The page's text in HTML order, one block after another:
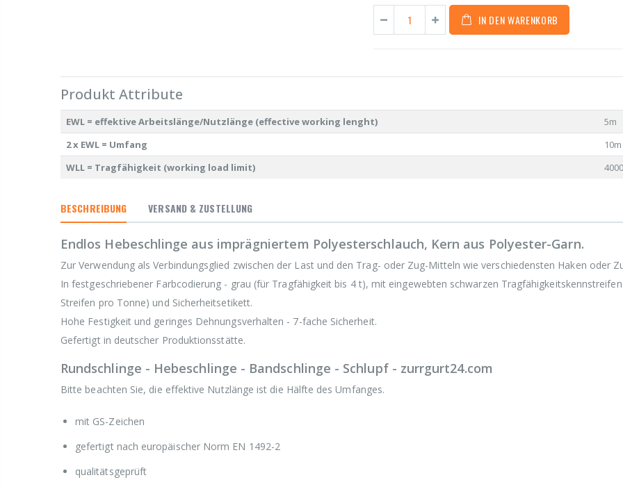
IN DEN WARENKORB
Produkt Attribute
EWL = effektive Arbeitslänge/Nutzlänge (effective working lenght)
5m
2 x EWL = Umfang
10m
WLL = Tragfähigkeit (working load limit)
BESCHREIBUNG VERSAND & ZUSTELLUNG
Endlos Hebeschlinge aus imprägniertem Polyesterschlauch, Kern aus Polyester-Garn.
Zur Verwendung als Verbindungsglied zwischen der Last und den Trag- oder Zug-Mitteln wie verschiedensten Haken oder
In festgeschriebener Farbcodierung - grau (für Tragfähigkeit bis 4 t), mit eingewebten schwarzen Tragfähigkeitskennstreifen
Streifen pro Tonne) und Sicherheitsetikett.
Hohe Festigkeit und geringes Dehnungsverhalten - 7-fache Sicherheit.
Gefertigt in deutscher Produktionsstätte.
Rundschlinge - Hebeschlinge - Bandschlinge - Schlupf - zurrgurt24.com
Bitte beachten Sie, die effektive Nutzlänge ist die Hälfte des Umfanges.
mit GS-Zeichen
gefertigt nach europäischer Norm EN 1492-2
qualitätsgeprüft